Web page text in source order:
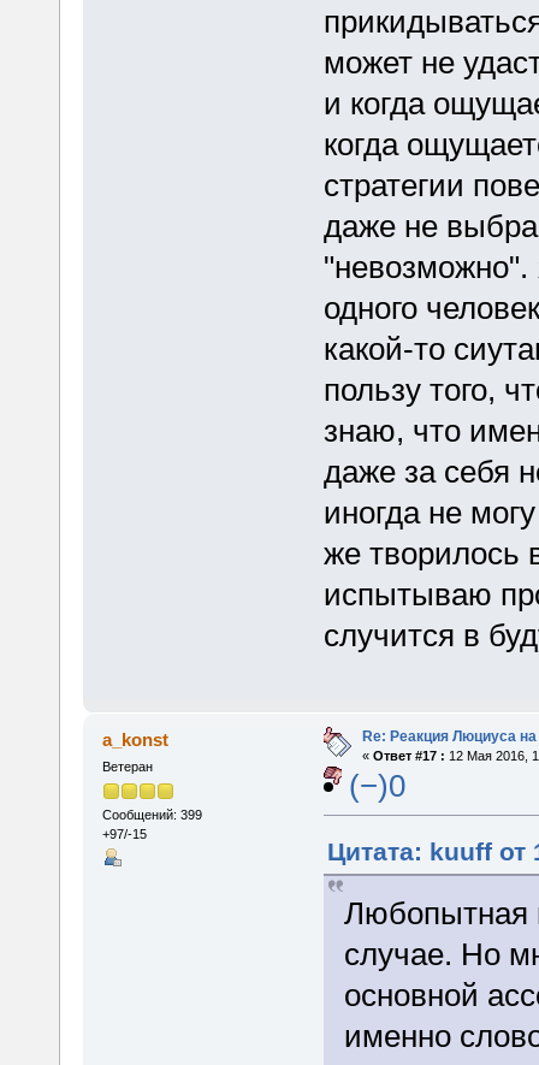
может не
и когда
когда
стратегии
даже не
одного
какой-то
пользу того,
знаю, что
даже за себя
иногда не
же творилось
испытываю
случится в
a_konst
Ветеран
Сообщений: 399
+97/-15
Re: Реакция Люциуса
« Ответ #17 : 12 Мая 2016,
(−)0
Цитата: kuuff от
Любопытная
случае. Но
основной
именно